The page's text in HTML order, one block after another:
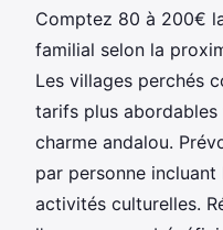
Comptez 80 à 200€
familial selon la
Les villages perchés
tarifs plus
charme andalou.
par personne
activités culturelles.